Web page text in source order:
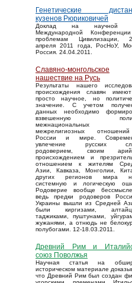
Генетические
кузенов Рюриковичей
Доклад на научной
Международной
проблемам Цивилизации,
апреля 2011 года, РосНоУ,
Россия. 24.04.2011.
Славяно-монгольское
нашествие на Русь
Результаты нашего
происхождения славян
просто научное, но
значение. С учетом
данных необходимо
взвешенную
межрелигиозных
России и мире.
увлечение русских
родоверием, своим
происхождением и
отношением к жителям
Азии, Кавказа, Монголии,
других регионов мира
системную и логическую
Родоверие вообще
ведь предки родоверов
Украины вышли из Средней
были киргизами,
таджиками, пуштунами,
жужанями, а отнюдь не
полубогами. 12-18.03.2011.
Древний Рим и
союз Поволжья
Научная статья на
историческом материале
что Древний Рим был создан